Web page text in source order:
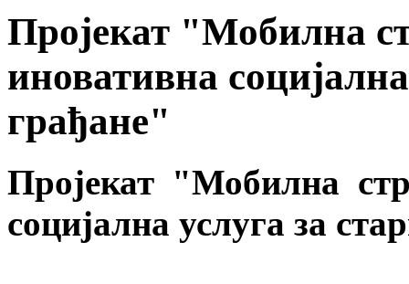
Пројекат "Мобилна
иновативна
грађане"
Пројекат "Мобилна
социјална услуга за